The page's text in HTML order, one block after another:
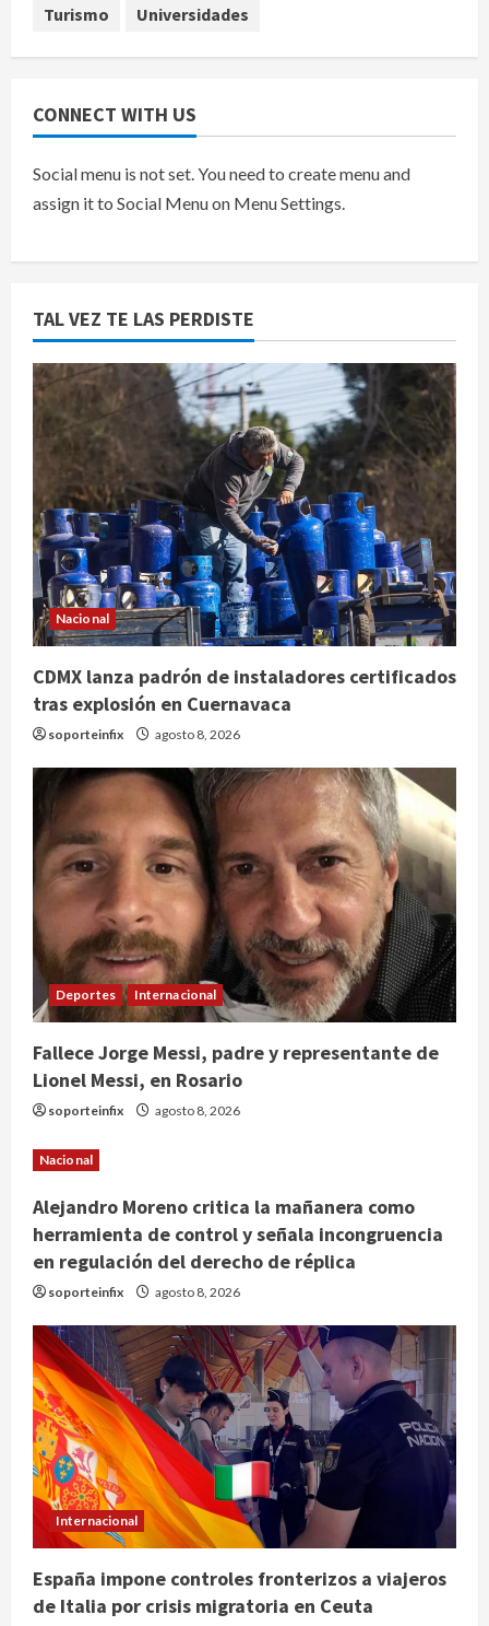
Turismo Universidades
CONNECT WITH US
Social menu is not set. You need to create menu and
assign it to Social Menu on Menu Settings.
TAL VEZ TE LAS PERDISTE
Nacional
CDMX lanza padrón de instaladores certificados
tras explosión en Cuernavaca
soporteinfix agosto 8, 2026
Deportes Internacional
Fallece Jorge Messi, padre y representante de
Lionel Messi, en Rosario
soporteinfix agosto 8, 2026
Nacional
Alejandro Moreno critica la mañanera como
herramienta de control y señala incongruencia
en regulación del derecho de réplica
soporteinfix agosto 8, 2026
Internacional
España impone controles fronterizos a viajeros
de Italia por crisis migratoria en Ceuta